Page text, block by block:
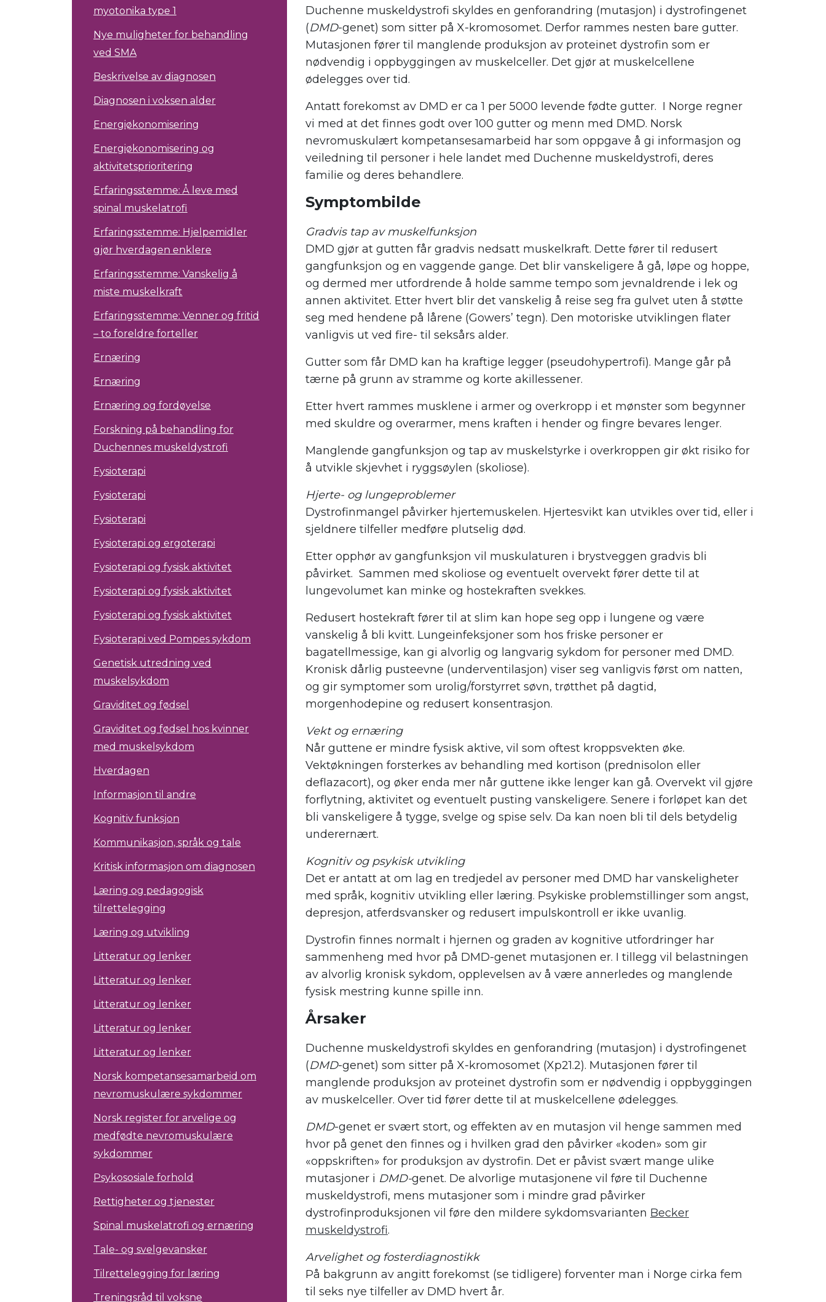
myotonika type 1
Nye muligheter for behandling
ved SMA
Beskrivelse av diagnosen
Diagnosen i voksen alder
Energiøkonomisering
Energiøkonomisering og
aktivitetsprioritering
Erfaringsstemme: Å leve med
spinal muskelatrofi
Erfaringsstemme: Hjelpemidler
gjør hverdagen enklere
Erfaringsstemme: Vanskelig å
miste muskelkraft
Erfaringsstemme: Venner og fritid
– to foreldre forteller
Ernæring
Ernæring
Ernæring og fordøyelse
Forskning på behandling for
Duchennes muskeldystrofi
Fysioterapi
Fysioterapi
Fysioterapi
Fysioterapi og ergoterapi
Fysioterapi og fysisk aktivitet
Fysioterapi og fysisk aktivitet
Fysioterapi og fysisk aktivitet
Fysioterapi ved Pompes sykdom
Genetisk utredning ved
muskelsykdom
Graviditet og fødsel
Graviditet og fødsel hos kvinner
med muskelsykdom
Hverdagen
Informasjon til andre
Kognitiv funksjon
Kommunikasjon, språk og tale
Kritisk informasjon om diagnosen
Læring og pedagogisk
tilrettelegging
Læring og utvikling
Litteratur og lenker
Litteratur og lenker
Litteratur og lenker
Litteratur og lenker
Litteratur og lenker
Norsk kompetansesamarbeid om
nevromuskulære sykdommer
Norsk register for arvelige og
medfødte nevromuskulære
sykdommer
Psykososiale forhold
Rettigheter og tjenester
Spinal muskelatrofi og ernæring
Tale- og svelgevansker
Tilrettelegging for læring
Treningsråd til voksne
Duchenne muskeldystrofi skyldes en genforandring (mutasjon) i dystrofingenet
(DMD-genet) som sitter på X-kromosomet. Derfor rammes nesten bare gutter.
Mutasjonen fører til manglende produksjon av proteinet dystrofin som er
nødvendig i oppbyggingen av muskelceller. Det gjør at muskelcellene
ødelegges over tid.
Antatt forekomst av DMD er ca 1 per 5000 levende fødte gutter. I Norge regner
vi med at det finnes godt over 100 gutter og menn med DMD. Norsk
nevromuskulært kompetansesamarbeid har som oppgave å gi informasjon og
veiledning til personer i hele landet med Duchenne muskeldystrofi, deres
familie og deres behandlere.
Symptombilde
Gradvis tap av muskelfunksjon
DMD gjør at gutten får gradvis nedsatt muskelkraft. Dette fører til redusert
gangfunksjon og en vaggende gange. Det blir vanskeligere å gå, løpe og hoppe,
og dermed mer utfordrende å holde samme tempo som jevnaldrende i lek og
annen aktivitet. Etter hvert blir det vanskelig å reise seg fra gulvet uten å støtte
seg med hendene på lårene (Gowers’ tegn). Den motoriske utviklingen flater
vanligvis ut ved fire- til seksårs alder.
Gutter som får DMD kan ha kraftige legger (pseudohypertrofi). Mange går på
tærne på grunn av stramme og korte akillessener.
Etter hvert rammes musklene i armer og overkropp i et mønster som begynner
med skuldre og overarmer, mens kraften i hender og fingre bevares lenger.
Manglende gangfunksjon og tap av muskelstyrke i overkroppen gir økt risiko for
å utvikle skjevhet i ryggsøylen (skoliose).
Hjerte- og lungeproblemer
Dystrofinmangel påvirker hjertemuskelen. Hjertesvikt kan utvikles over tid, eller i
sjeldnere tilfeller medføre plutselig død.
Etter opphør av gangfunksjon vil muskulaturen i brystveggen gradvis bli
påvirket. Sammen med skoliose og eventuelt overvekt fører dette til at
lungevolumet kan minke og hostekraften svekkes.
Redusert hostekraft fører til at slim kan hope seg opp i lungene og være
vanskelig å bli kvitt. Lungeinfeksjoner som hos friske personer er
bagatellmessige, kan gi alvorlig og langvarig sykdom for personer med DMD.
Kronisk dårlig pusteevne (underventilasjon) viser seg vanligvis først om natten,
og gir symptomer som urolig/forstyrret søvn, trøtthet på dagtid,
morgenhodepine og redusert konsentrasjon.
Vekt og ernæring
Når guttene er mindre fysisk aktive, vil som oftest kroppsvekten øke.
Vektøkningen forsterkes av behandling med kortison (prednisolon eller
deflazacort), og øker enda mer når guttene ikke lenger kan gå. Overvekt vil gjøre
forflytning, aktivitet og eventuelt pusting vanskeligere. Senere i forløpet kan det
bli vanskeligere å tygge, svelge og spise selv. Da kan noen bli til dels betydelig
underernært.
Kognitiv og psykisk utvikling
Det er antatt at om lag en tredjedel av personer med DMD har vanskeligheter
med språk, kognitiv utvikling eller læring. Psykiske problemstillinger som angst,
depresjon, atferdsvansker og redusert impulskontroll er ikke uvanlig.
Dystrofin finnes normalt i hjernen og graden av kognitive utfordringer har
sammenheng med hvor på DMD-genet mutasjonen er. I tillegg vil belastningen
av alvorlig kronisk sykdom, opplevelsen av å være annerledes og manglende
fysisk mestring kunne spille inn.
Årsaker
Duchenne muskeldystrofi skyldes en genforandring (mutasjon) i dystrofingenet
(DMD-genet) som sitter på X-kromosomet (Xp21.2). Mutasjonen fører til
manglende produksjon av proteinet dystrofin som er nødvendig i oppbyggingen
av muskelceller. Over tid fører dette til at muskelcellene ødelegges.
DMD-genet er svært stort, og effekten av en mutasjon vil henge sammen med
hvor på genet den finnes og i hvilken grad den påvirker «koden» som gir
«oppskriften» for produksjon av dystrofin. Det er påvist svært mange ulike
mutasjoner i DMD-genet. De alvorlige mutasjonene vil føre til Duchenne
muskeldystrofi, mens mutasjoner som i mindre grad påvirker
dystrofinproduksjonen vil føre den mildere sykdomsvarianten Becker
muskeldystrofi.
Arvelighet og fosterdiagnostikk
På bakgrunn av angitt forekomst (se tidligere) forventer man i Norge cirka fem
til seks nye tilfeller av DMD hvert år.